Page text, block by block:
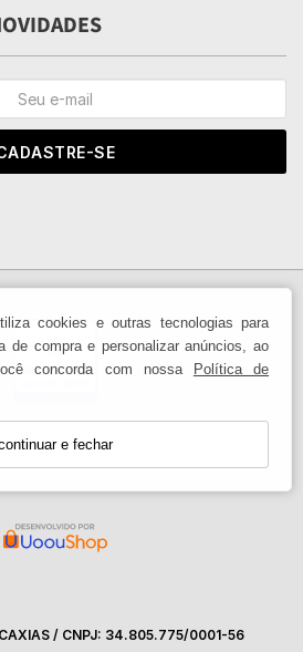
cookies e outras tecnologias para
de compra e personalizar anúncios, ao
concorda com nossa
Política de
e fechar
SE
/ CNPJ: 34.805.775/0001-56